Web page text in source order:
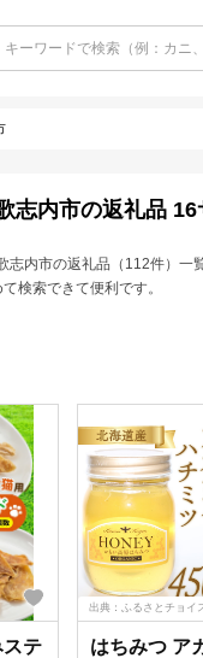
志内市の返礼品
志内市の返礼品（112件）
検索できて便利です。
テ
出典：ふるさとチョイ
はちみつ ア